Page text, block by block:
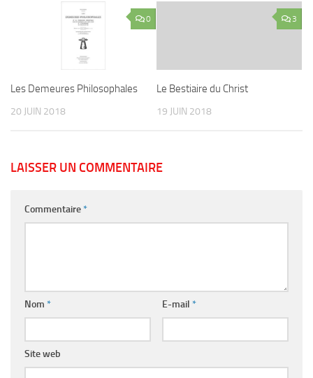
0
Les Demeures Philosophales
20 JUIN 2018
3
Le Bestiaire du Christ
19 JUIN 2018
LAISSER UN COMMENTAIRE
Commentaire*
Nom * E-mail *
Site web